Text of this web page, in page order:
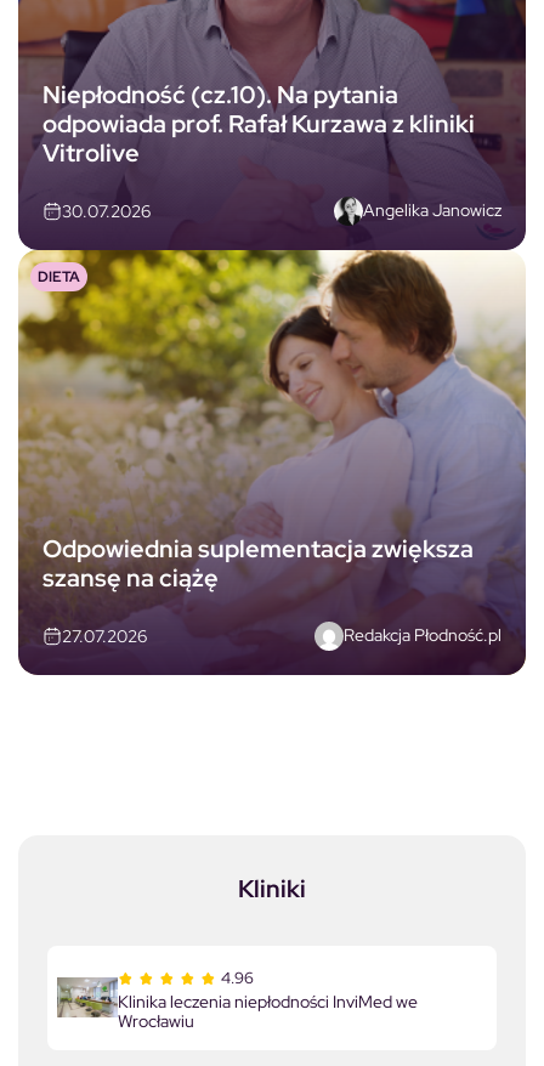
Niepłodność (cz.10). Na pytania
odpowiada prof. Rafał Kurzawa z kliniki
Vitrolive
30.07.2026 Angelika Janowicz
Odpowiednia suplementacja zwiększa
szansę na ciążę
27.07.2026 Redakcja Płodność.pl
DIETA
Kliniki
4.96
Klinika leczenia niepłodności InviMed we
Wrocławiu